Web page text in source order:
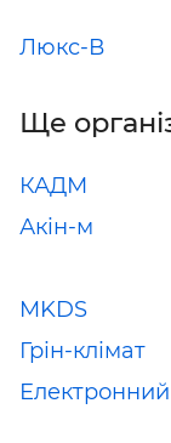
Люкс-В
Ще
КАДМ
Акін-м
MKDS
Грін-клімат
Електронний